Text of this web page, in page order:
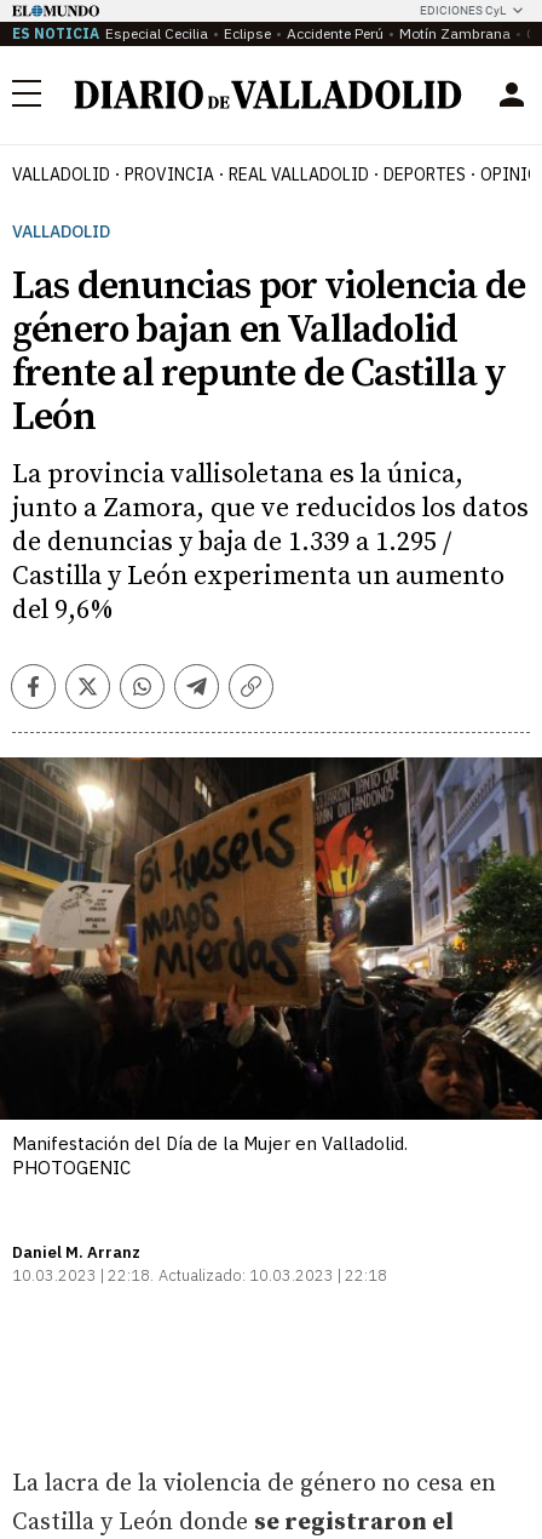
EDICIONES CyL
ES NOTICIA Especial Cecilia Eclipse Accidente Perú Motín Zambrana
Menú
VALLADOLID PROVINCIA REAL VALLADOLID DEPORTES
VALLADOLID
Las denuncias por violencia de
género bajan en Valladolid
frente al repunte de Castilla y
León
La provincia vallisoletana es la única,
junto a Zamora, que ve reducidos los datos
de denuncias y baja de 1.339 a 1.295 /
Castilla y León experimenta un aumento
del 9,6%
FacebookTwitterWhatsappTelegramCopiar
Manifestación del Día de la Mujer en Valladolid.
PHOTOGENIC
Daniel M. Arranz
10.03.2023 | 22:18 Actualizado: 10.03.2023 | 22:18
La lacra de la violencia de género no cesa en
Castilla y León donde se registraron el